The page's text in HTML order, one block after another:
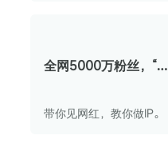
全网5000万粉丝，“老
带你见网红，教你做IP。